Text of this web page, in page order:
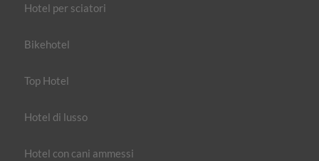
Hotel per sciatori
Bikehotel
Top Hotel
Hotel di lusso
Hotel con cani ammessi